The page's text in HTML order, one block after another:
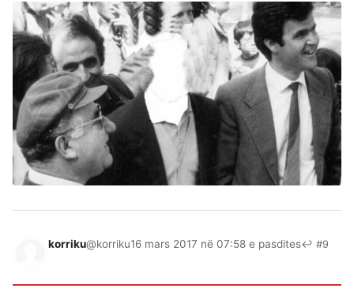
korriku@korriku16 mars 2017 në 07:58 e pasdites↩ #9